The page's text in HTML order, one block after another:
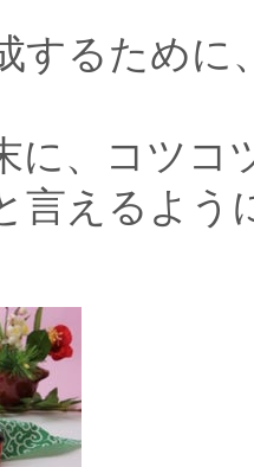
するために
に、コツコ
言えるよう